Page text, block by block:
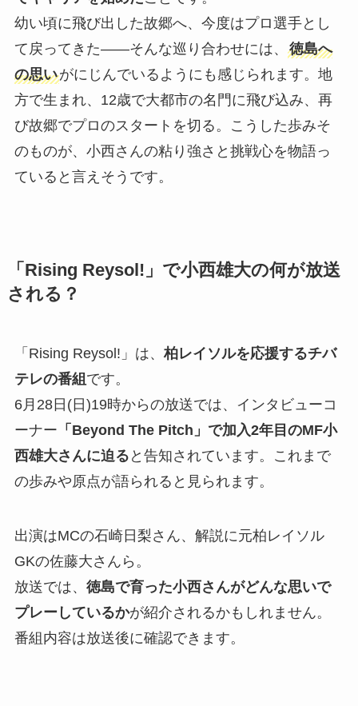
幼い頃に飛び出した故郷へ、今度はプロ選手とし
て戻ってきた——そんな巡り合わせには、 徳島へ
の思いがにじんでいるようにも感じられます。地
方で生まれ、12歳で大都市の名門に飛び込み、再
び故郷でプロのスタートを切る。こうした歩みそ
のものが、小西さんの粘り強さと挑戦心を物語っ
ていると言えそうです。
「Rising Reysol!」で小西雄大の何が放送
される？
「Rising Reysol!」は、柏レイソルを応援するチバ
テレの番組 です。
6月28日(日)19時からの放送では、インタビューコ
ーナー 「Beyond The Pitch」で加入2年目のMF小
西雄大さんに迫る と告知されています。これまで
の歩みや原点が語られると見られます。
出演はMCの石崎日梨さん、解説に元柏レイソル
GKの佐藤大さんら。
放送では、 徳島で育った小西さんがどんな思いで
プレーしているかが紹介されるかもしれません。
番組内容は放送後に確認できます。